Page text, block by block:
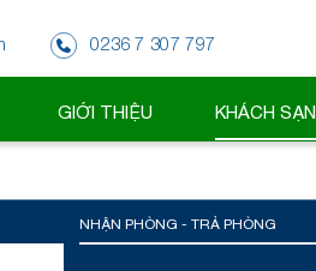
0236 7 307 797
GIỚI THIỆU KHÁCH SẠN
NHẬN PHÒNG - TRẢ PHÒNG